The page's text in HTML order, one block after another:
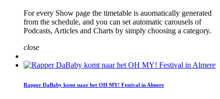
For every Show page the timetable is auomatically generated
from the schedule, and you can set automatic carousels of
Podcasts, Articles and Charts by simply choosing a category.
close
Rapper DaBaby komt naar het OH MY! Festival in Almere